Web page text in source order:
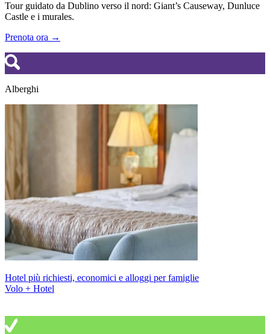
Tour guidato da Dublino verso il nord: Giant’s Causeway, Dunluce
Castle e i murales.
Prenota ora →
Alberghi
Hotel più richiesti, economici e alloggi per famiglie
Volo + Hotel